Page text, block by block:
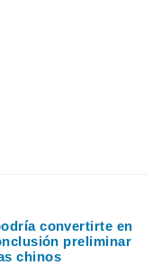
convertirte en
preliminar
chinos